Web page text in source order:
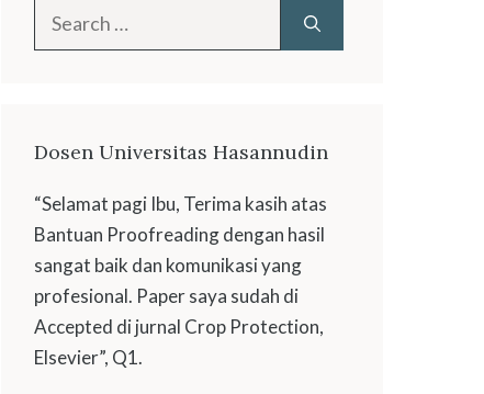
Dosen Universitas Hasannudin
“Selamat pagi Ibu, Terima kasih atas
Bantuan Proofreading dengan hasil
sangat baik dan komunikasi yang
profesional. Paper saya sudah di
Accepted di jurnal Crop Protection,
Elsevier”, Q1.